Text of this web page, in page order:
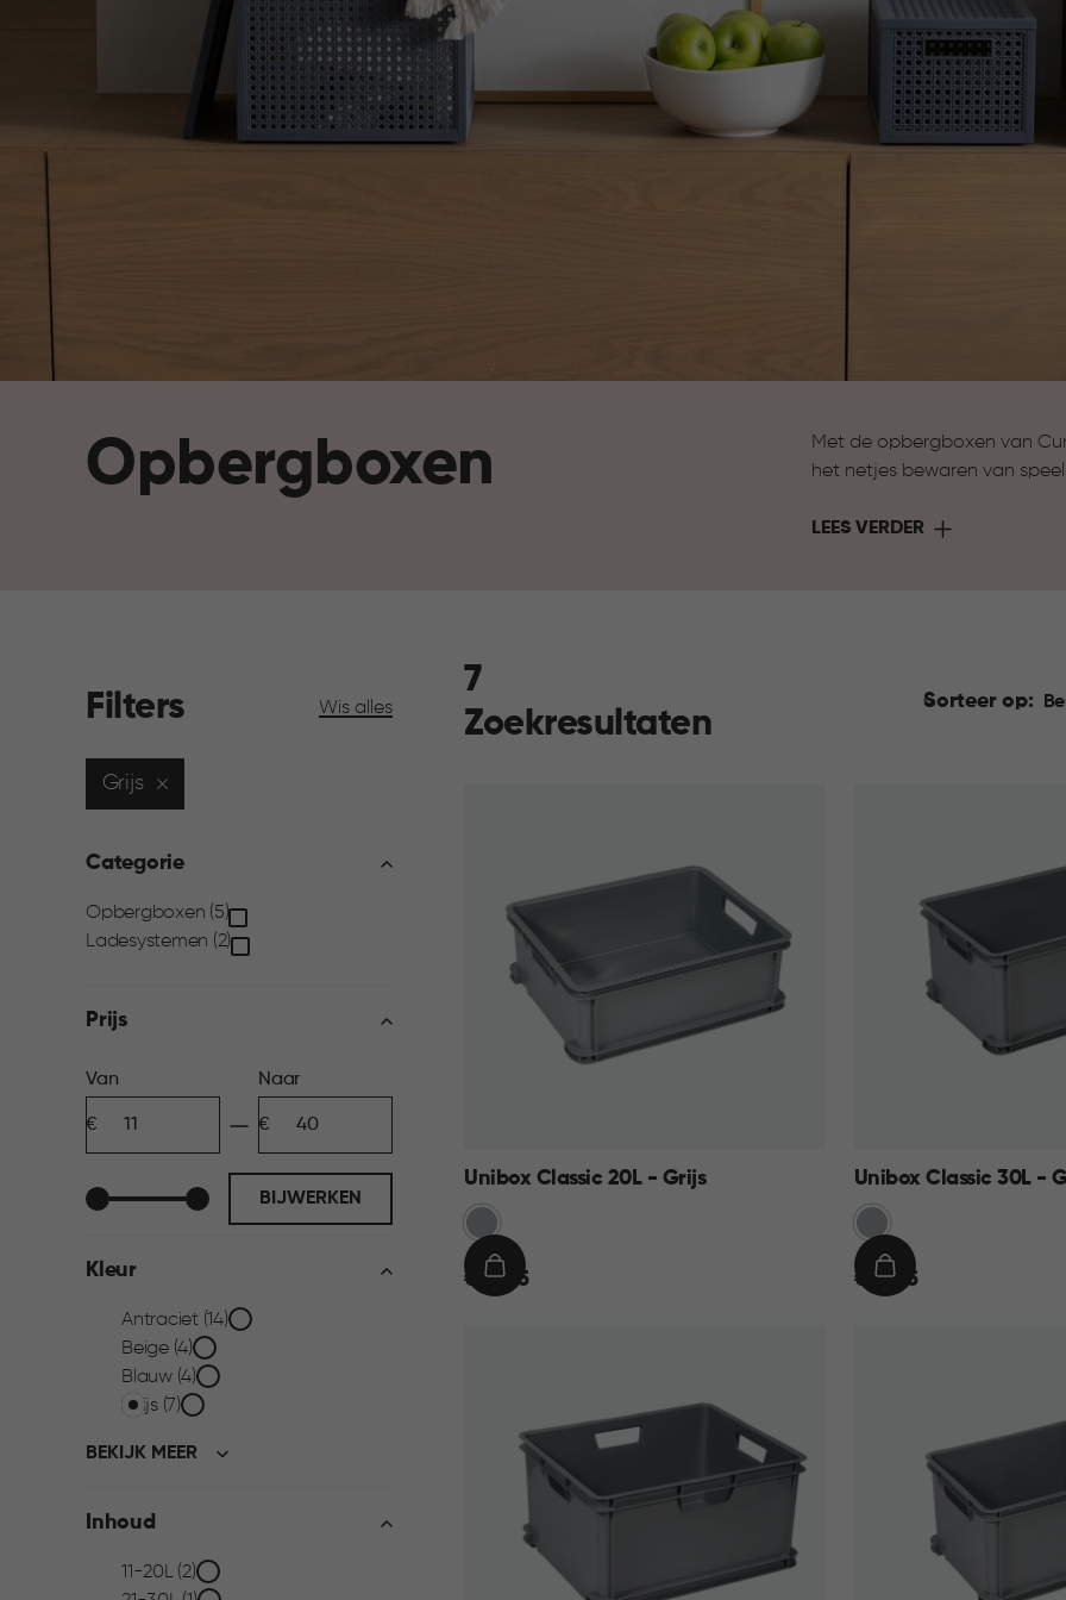
Opbergboxen
Met de opbergboxen van
het netjes bewaren van
overzichtelijk en binnen
LEES VERDER
Filters Wis alles
Grijs
Categorie
Categorie
Opbergboxen (5)
Ladesystemen (2)
Prijs
Prijs
filter
Van
Naar
BIJWERKEN
Kleur
Kleur
filter
Antraciet (14)
Beige (4)
Blauw (4)
Grijs (7)
BEKIJK MEER
Inhoud
Inhoud
11-20L (2)
Sorteer op:
7
Zoekresultaten
Unibox Classic 20L - Grijs
Grijs
€€ 12,95
IN
Unibox Classic 30L -
Grijs
€€ 14,95
IN